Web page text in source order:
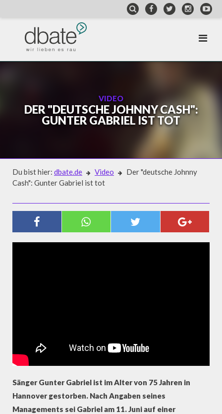
VIDEO
DER "DEUTSCHE JOHNNY CASH":
GUNTER GABRIEL IST TOT
Du bist hier: dbate.de Video
Der "deutsche Johnny
Cash": Gunter Gabriel ist tot
DER "DEUTSCHE JOHNNY CASH":
GUNTER GABRIEL IST TOT
Sänger Gunter Gabriel ist im Alter von 75 Jahren in
Hannover gestorben. Nach Angaben seines
Managements sei Gabriel am 11. Juni auf einer